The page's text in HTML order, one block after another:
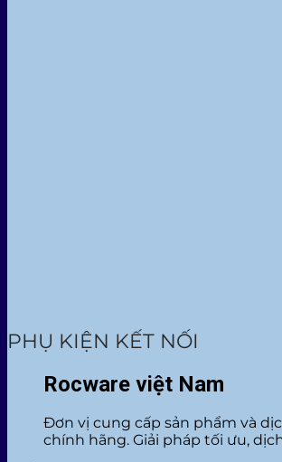
PHỤ KIỆN KẾT NỐI
Rocware việt Nam
Đơn vị cung cấp sản phẩm và
chính hãng. Giải pháp tối ưu,